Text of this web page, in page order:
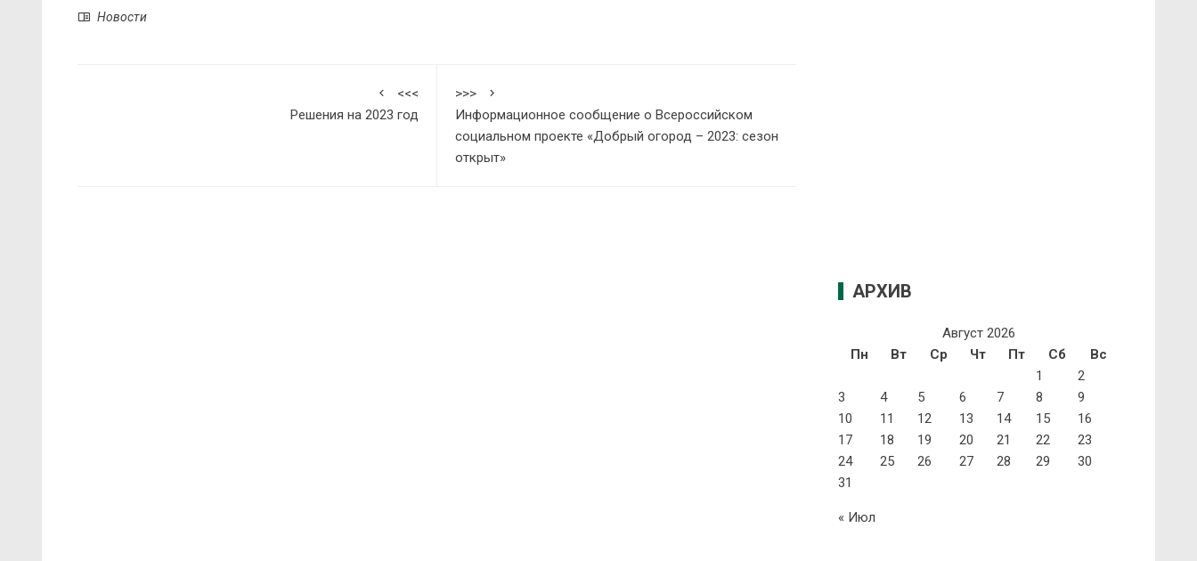
Новости
<<<
Решения на 2023 год
>>>
Информационное сообщение о Всероссийском
социальном проекте «Добрый огород – 2023: сезон
открыт»
АРХИВ
Август 2026
Пн
Вт Ср Чт Пт Сб
Вс
1
2
3
4 5 6 7 8
9
10
11 12 13 14 15
16
17
18 19 20 21 22
23
24
25 26 27 28 29
30
31
« Июл